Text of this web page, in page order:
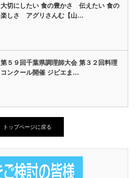
大切にしたい 食の豊かさ 伝えたい 食の
楽しさ アグリさんむ【山…
第５９回千葉県調理師大会 第３２回料理
コンクール開催 ジビエま…
トップページに戻る